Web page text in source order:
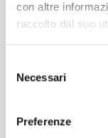
con altre
raccolto dal suo
delNecessari
Preferenze
Data di
UPC: